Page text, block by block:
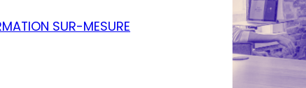
SUR-MESURE